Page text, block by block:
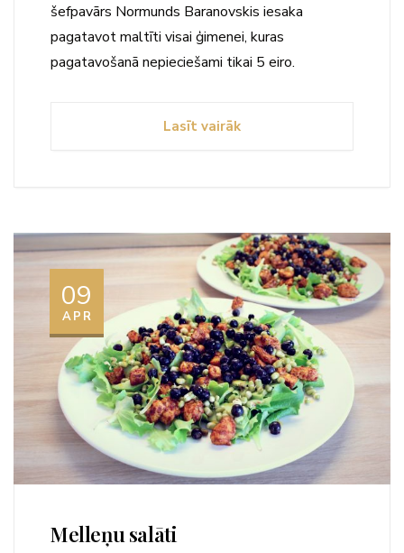
šefpavārs Normunds Baranovskis iesaka
pagatavot maltīti visai ģimenei, kuras
pagatavošanā nepieciešami tikai 5 eiro.
Lasīt vairāk
09
APR
Melleņu salāti